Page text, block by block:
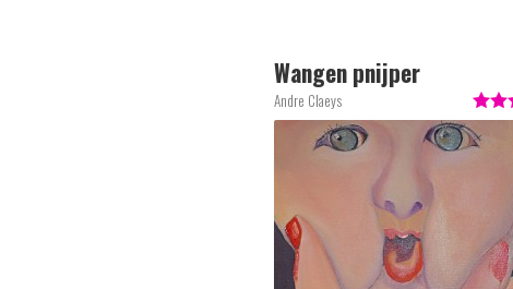
Andre Claeys
Wangen pnijper